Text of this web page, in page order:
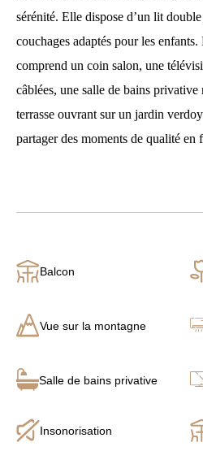
sérénité. Elle dispose d’un lit
couchages adaptés pour les
comprend un coin salon, une
câblées, une salle de bains privative
terrasse ouvrant sur un jardin
partager des moments de qualité en
Balcon
Vue sur la montagne
Salle de bains privative
Insonorisation